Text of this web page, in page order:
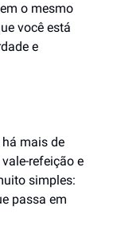
o mesmo
você está
e
mais de
refeição e
simples:
passa em